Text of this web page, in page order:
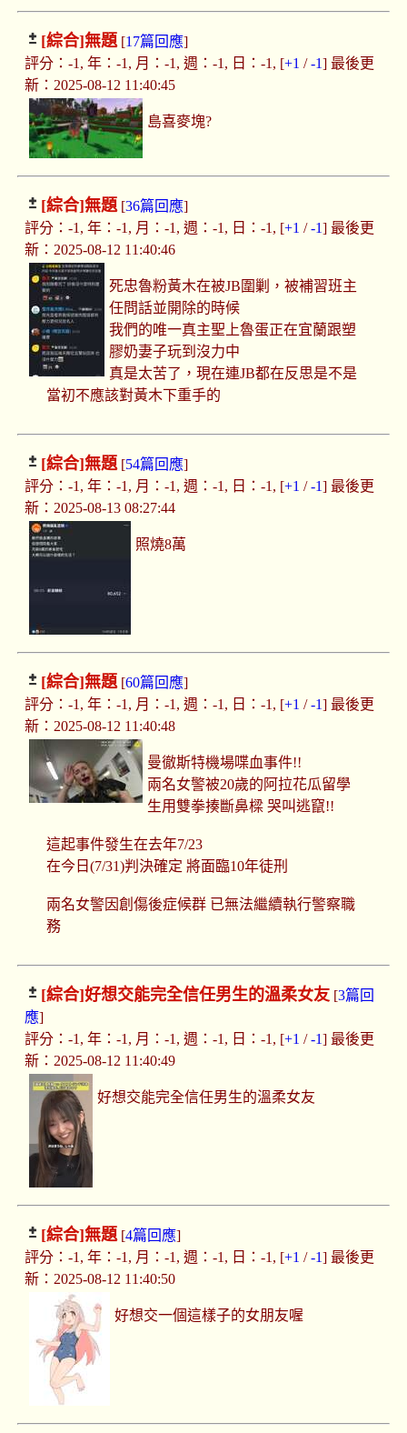
[綜合]無題[17篇回應]
評分：-1, 年：-1, 月：-1, 週：-1, 日：-1, [+1 /-1] 最後更
新：2025-08-12 11:40:45
島喜麥塊?
[綜合]無題[36篇回應]
評分：-1, 年：-1, 月：-1, 週：-1, 日：-1, [+1 /-1] 最後更
新：2025-08-12 11:40:46
死忠魯粉黃木在被JB圍剿，被補習班主
任問話並開除的時候
我們的唯一真主聖上魯蛋正在宜蘭跟塑
膠奶妻子玩到沒力中
真是太苦了，現在連JB都在反思是不是
當初不應該對黃木下重手的
[綜合]無題[54篇回應]
評分：-1, 年：-1, 月：-1, 週：-1, 日：-1, [+1 /-1] 最後更
新：2025-08-13 08:27:44
照燒8萬
[綜合]無題[60篇回應]
評分：-1, 年：-1, 月：-1, 週：-1, 日：-1, [+1 /-1] 最後更
新：2025-08-12 11:40:48
曼徹斯特機場喋血事件!!
兩名女警被20歲的阿拉花瓜留學
生用雙拳揍斷鼻樑 哭叫逃竄!!
這起事件發生在去年7/23
在今日(7/31)判決確定 將面臨10年徒刑
兩名女警因創傷後症候群 已無法繼續執行警察職
務
[綜合]好想交能完全信任男生的溫柔女友[3篇回
應]
評分：-1, 年：-1, 月：-1, 週：-1, 日：-1, [+1 /-1] 最後更
新：2025-08-12 11:40:49
好想交能完全信任男生的溫柔女友
[綜合]無題[4篇回應]
評分：-1, 年：-1, 月：-1, 週：-1, 日：-1, [+1 /-1] 最後更
新：2025-08-12 11:40:50
好想交一個這樣子的女朋友喔